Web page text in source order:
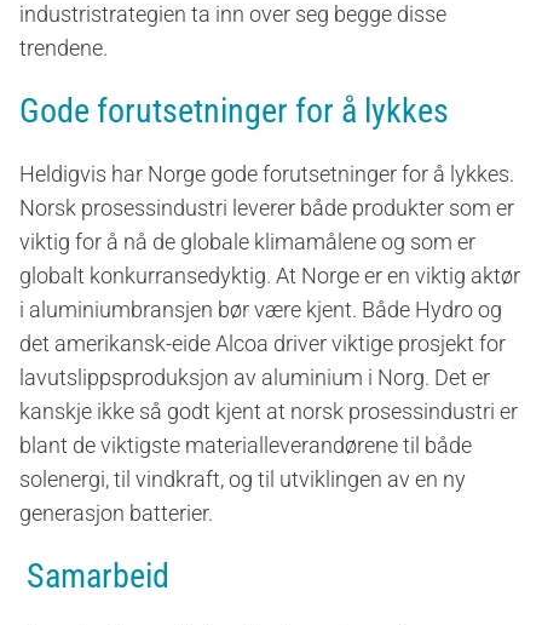
industristrategien ta inn over seg begge disse
trendene.
Gode forutsetninger for å lykkes
Heldigvis har Norge gode forutsetninger for å lykkes.
Norsk prosessindustri leverer både produkter som er
viktig for å nå de globale klimamålene og som er
globalt konkurransedyktig. At Norge er en viktig aktør
i aluminiumbransjen bør være kjent. Både Hydro og
det amerikansk-eide Alcoa driver viktige prosjekt for
lavutslippsproduksjon av aluminium i Norg. Det er
kanskje ikke så godt kjent at norsk prosessindustri er
blant de viktigste materialleverandørene til både
solenergi, til vindkraft, og til utviklingen av en ny
generasjon batterier.
Samarbeid